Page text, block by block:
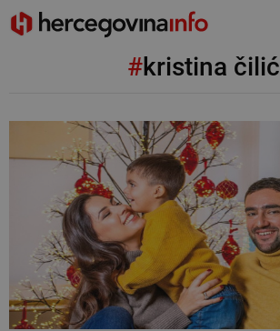
#kristina čilić